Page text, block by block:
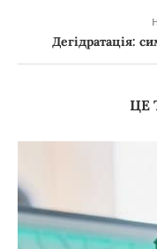
Дегідратація:
ЦЕ